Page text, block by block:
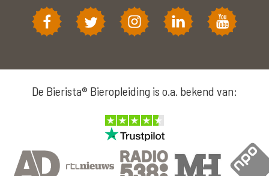
De Bierista® Bieropleiding is o.a. bekend van: